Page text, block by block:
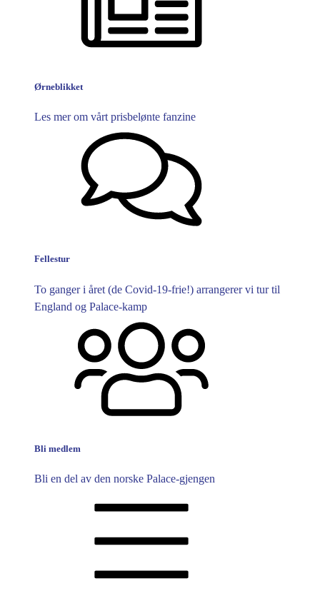
Ørneblikket
Les mer om vårt prisbelønte fanzine
Fellestur
To ganger i året (de Covid-19-frie!) arrangerer vi tur til
England og Palace-kamp
Bli medlem
Bli en del av den norske Palace-gjengen